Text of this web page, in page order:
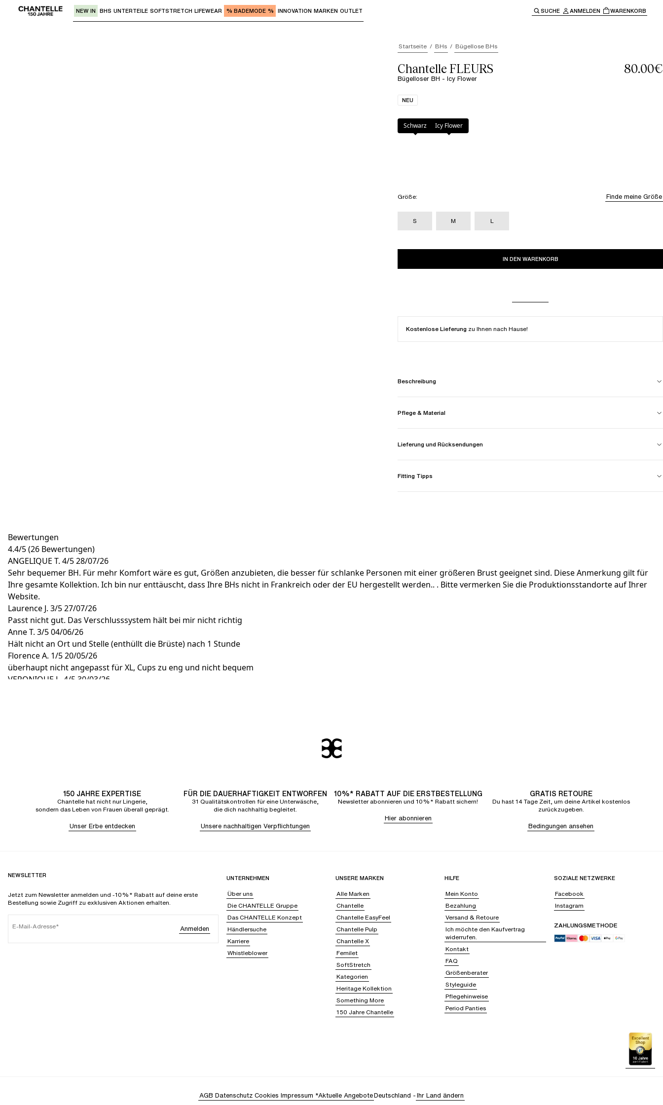
Verwende den "Pfeil nach unten" oder "Eingabe" zum Aufrufen der Untermenüs und "Pfeil nach oben" oder "Escape" um zur Hauptnavigation
NEW IN BHS UNTERTEILE SOFTSTRETCH LIFEWEAR % BADEMODE % INNOVATION MARKEN OUTLET SUCHE ANMELDEN WARENKORB
Startseite BHs Bügellose BHs
Chantelle FLEURS
Bügelloser BH - Icy Flower
80.00€
NEU
Farbe:Icy Flower
Schwarz Icy Flower
Größe: Finde meine Größe
S M L
IN DEN WARENKORB
Kostenlose Lieferung zu Ihnen nach Hause!
Beschreibung
Pflege & Material
Lieferung und Rücksendungen
Fitting Tipps
Bewertungen
4.4/5(26 Bewertungen)
ANGELIQUE T. 4/528/07/26
Sehr bequemer BH. Für mehr Komfort wäre es gut, Größen anzubieten, die besser für schlanke Personen mit einer größeren Brust geeignet sind. Diese Anmerkung gilt für
Ihre gesamte Kollektion. Ich bin nur enttäuscht, dass Ihre BHs nicht in Frankreich oder der EU hergestellt werden.. . Bitte vermerken Sie die Produktionsstandorte auf Ihrer
Website.
Laurence J. 3/527/07/26
Passt nicht gut. Das Verschlusssystem hält bei mir nicht richtig
Anne T. 3/504/06/26
Hält nicht an Ort und Stelle (enthüllt die Brüste) nach 1 Stunde
Florence A. 1/520/05/26
überhaupt nicht angepasst für XL, Cups zu eng und nicht bequem
VERONIQUE L.
4/5 30/03/26
150 JAHRE EXPERTISE
Chantelle hat nicht nur Lingerie,
sondern das Leben von Frauen überall geprägt.
Unser Erbe entdecken
FÜR DIE DAUERHAFTIGKEIT ENTWORFEN
31 Qualitätskontrollen für eine Unterwäsche,
die dich nachhaltig begleitet.
Unsere nachhaltigen Verpflichtungen
10%* RABATT AUF DIE ERSTBESTELLUNG
Newsletter abonnieren und 10%* Rabatt sichern!
Hier abonnieren
GRATIS RETOURE
Du hast 14 Tage Zeit, um deine Artikel kostenlos
zurückzugeben.
Bedingungen ansehen
NEWSLETTER
Jetzt zum Newsletter anmelden und -10%* Rabatt auf deine erste
Bestellung sowie Zugriff zu exklusiven Aktionen erhalten.
E-Mail-Adresse Anmelden
UNTERNEHMEN
Über uns
Die CHANTELLE Gruppe
Das CHANTELLE Konzept
Händlersuche
Karriere
Whistleblower
UNSERE MARKEN
Alle Marken
Chantelle
Chantelle EasyFeel
Chantelle Pulp
Chantelle X
Femilet
SoftStretch
Kategorien
Heritage Kollektion
Something More
150 Jahre Chantelle
HILFE
Mein Konto
Bezahlung
Versand & Retoure
Ich möchte den Kaufvertrag
widerrufen.
Kontakt
FAQ
Größenberater
Styleguide
Pflegehinweise
Period Panties
SOZIALE NETZWERKE
Facebook
Instagram
ZAHLUNGSMETHODE
AGB Datenschutz Cookies Impressum *Aktuelle AngeboteDeutschland -Ihr Land ändern